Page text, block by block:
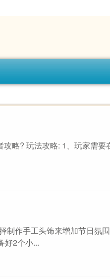
攻略? 玩法攻略: 1、玩家需要
制作手工头饰来增加节日氛
好2个小...